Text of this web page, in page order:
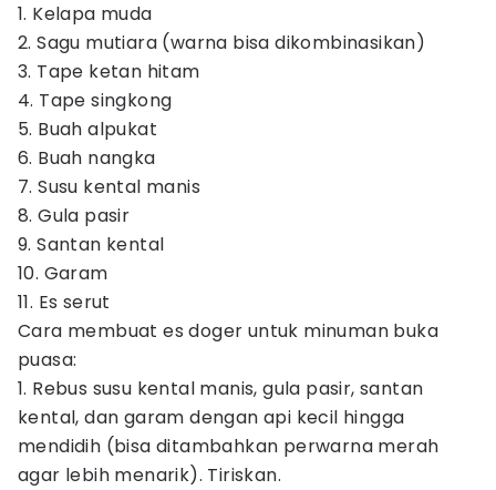
1. Kelapa muda
2. Sagu mutiara (warna bisa dikombinasikan)
3. Tape ketan hitam
4. Tape singkong
5. Buah alpukat
6. Buah nangka
7. Susu kental manis
8. Gula pasir
9. Santan kental
10. Garam
11. Es serut
Cara membuat es doger untuk minuman buka
puasa:
1. Rebus susu kental manis, gula pasir, santan
kental, dan garam dengan api kecil hingga
mendidih (bisa ditambahkan perwarna merah
agar lebih menarik). Tiriskan.